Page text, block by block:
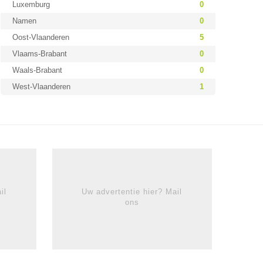
Luxemburg
0
Namen
0
Oost-Vlaanderen
5
Vlaams-Brabant
0
Waals-Brabant
0
West-Vlaanderen
1
Uw advertentie hier? Mail
ons